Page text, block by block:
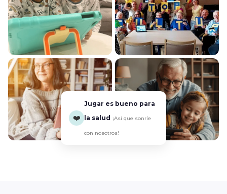
❤️
Jugar es bueno para
la salud
¡Así que sonríe
con nosotros!